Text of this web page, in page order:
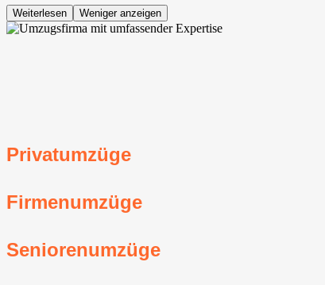
Weiterlesen Weniger anzeigen
Privatumzüge
Firmenumzüge
Seniorenumzüge